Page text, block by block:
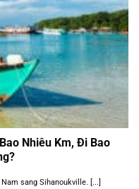
Nhiêu Km, Đi Bao
sang Sihanoukville. [...]